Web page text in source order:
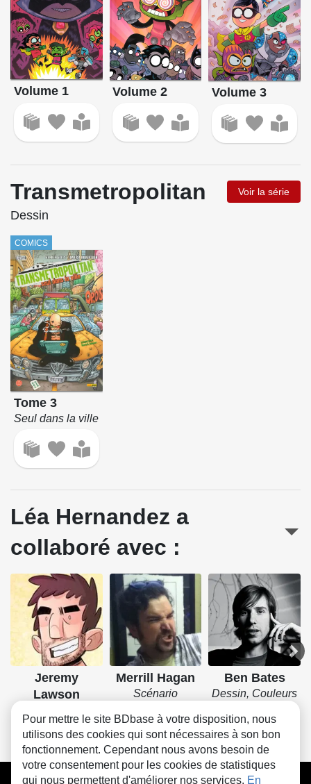
Volume 1 Volume 2 Volume 3
Transmetropolitan Voir la série
Dessin
COMICS
Tome 3
Seul dans la ville
Léa Hernandez a
collaboré avec :
Jeremy
Lawson
Merrill Hagan
Scénario
Ben Bates
Dessin, Couleurs
CGU FAQ Contact Cookies
Pour mettre le site BDbase à votre disposition, nous
utilisons des cookies qui sont nécessaires à son bon
fonctionnement. Cependant nous avons besoin de
votre consentement pour les cookies de statistiques
qui nous permettent d'améliorer nos services. En